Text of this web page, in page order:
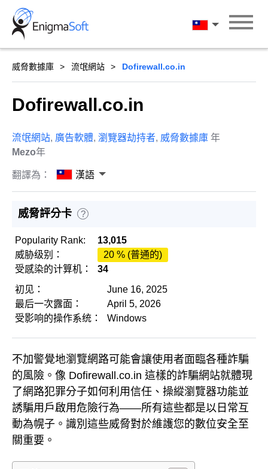
Skip
content
漢語
威脅數據庫 流氓網站 Dofirewall.co.in
Dofirewall.co.in
流氓網站, 廣告軟體, 瀏覽器劫持者, 威脅數據庫 年
Mezo年
翻譯為： 漢語
威脅評分卡 ?
Popularity Rank:
13,015
威胁级别：
20 % (普通的)
受感染的计算机：
34
初见：
June 16, 2025
最后一次露面：
April 5, 2026
受影响的操作系统：
Windows
不加警覺地瀏覽網路可能會讓使用者面臨各種詐騙
的風險。像 Dofirewall.co.in 這樣的詐騙網站就體現
了網路犯罪分子如何利用信任、操縱瀏覽器功能並
誘騙用戶啟用危險行為——所有這些都是以日常互
動為幌子。識別這些威脅對於維護您的數位安全至
關重要。